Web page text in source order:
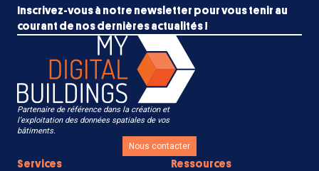
Inscrivez-vous à notre newsletter pour vous tenir au
courant de nos dernières actualités !
Partenaire de référence dans la création et
l’exploitation des données spatiales de vos
bâtiments.
Nous contacter
Services Ressources